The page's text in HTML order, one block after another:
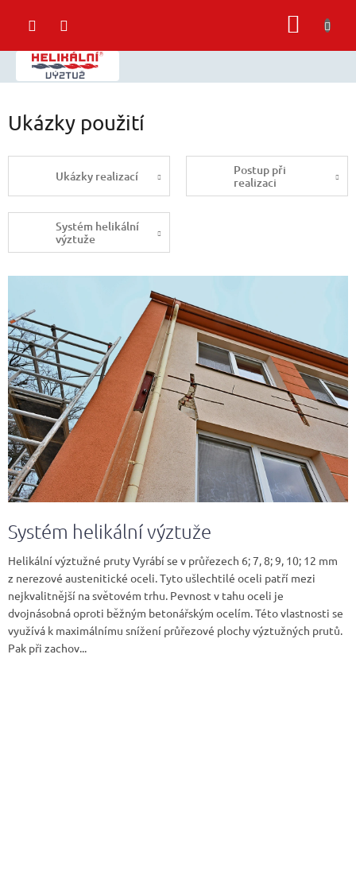
Ukázky použití
Ukázky realizací
Postup při
realizaci
Systém helikální
výztuže
p
i
s
č
l
á
n
k
ů
Systém helikální výztuže
Helikální výztužné pruty Vyrábí se v průřezech 6; 7, 8; 9, 10; 12 mm
z nerezové austenitické oceli. Tyto ušlechtilé oceli patří mezi
nejkvalitnější na světovém trhu. Pevnost v tahu oceli je
dvojnásobná oproti běžným betonářským ocelím. Této vlastnosti se
využívá k maximálnímu snížení průřezové plochy výztužných prutů.
Pak při zachov...